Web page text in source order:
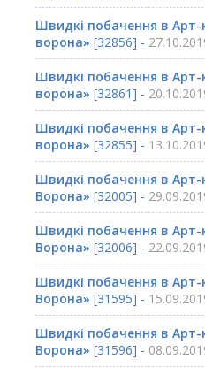
Швидкі побачення в Арт-
ворона» [32856] -
Швидкі побачення в Арт-
ворона» [32861] -
Швидкі побачення в Арт-
ворона» [32855] -
Швидкі побачення в
Ворона» [32005] -
Швидкі побачення в
Ворона» [32006] -
Швидкі побачення в
Ворона» [31595] -
Швидкі побачення в
Ворона» [31596] -